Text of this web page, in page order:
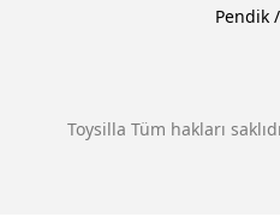
Pendik
Toysilla Tüm hakları